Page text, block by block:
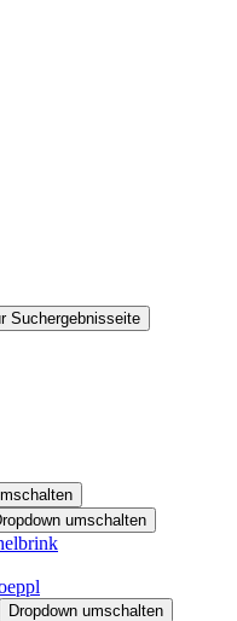
Suchergebnisseite
umschalten
Dropdown umschalten